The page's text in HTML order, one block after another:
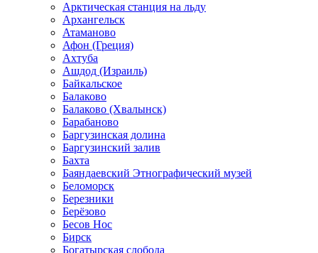
Арктическая станция на льду
Архангельск
Атаманово
Афон (Греция)
Ахтуба
Ашдод (Израиль)
Байкальское
Балаково
Балаково (Хвалынск)
Барабаново
Баргузинская долина
Баргузинский залив
Бахта
Баяндаевский Этнографический музей
Беломорск
Березники
Берёзово
Бесов Нос
Бирск
Богатырская слобода